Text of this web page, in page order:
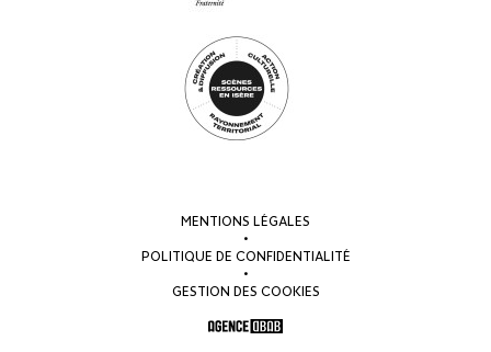
MENTIONS LÉGALES
•
POLITIQUE DE CONFIDENTIALITÉ
•
GESTION DES COOKIES